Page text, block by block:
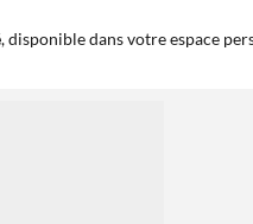
, disponible dans votre espace